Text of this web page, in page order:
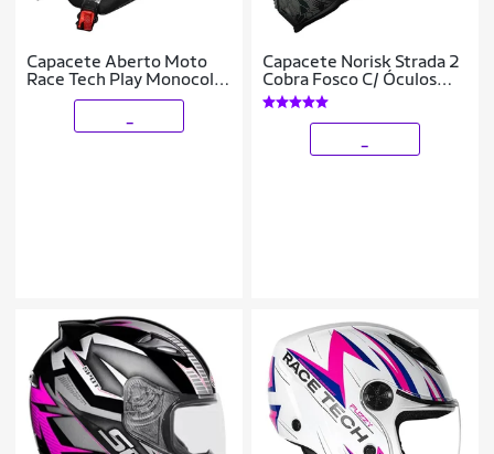
Capacete Aberto Moto
Race Tech Play Monocolor
Branco Brilhante
Capacete Norisk Strada 2
Cobra Fosco C/ Óculos
Masculino e Feminino
Tamanho:60